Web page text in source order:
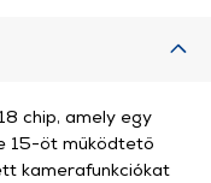
chip, amely egy
15-öt működtető
kamerafunkciókat